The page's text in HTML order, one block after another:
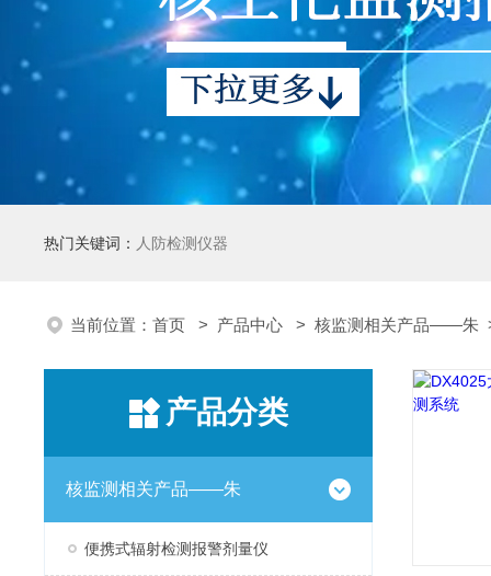
热门关键词： 人防检测仪器
当前位置： 首页 > 产品中心 > 核监测相关产品——朱
产品分类
核监测相关产品——朱
便携式辐射检测报警剂量仪